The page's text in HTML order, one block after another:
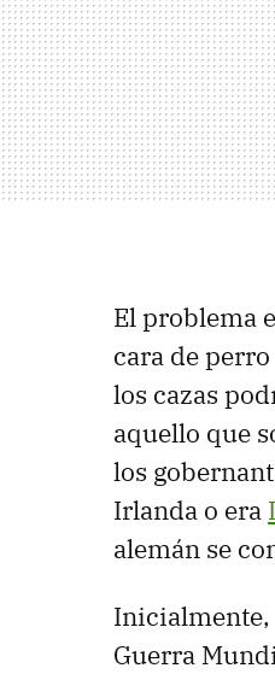
El problema
cara de
los cazas
aquello que
los
Irlanda o era
alemán se
Inicialmente,
Guerra